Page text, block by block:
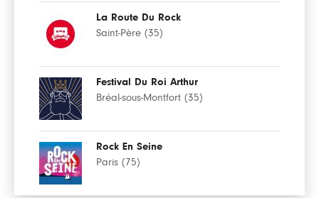
La Route Du Rock
Saint-Père (35)
Festival Du Roi Arthur
Bréal-sous-Montfort (35)
Rock En Seine
Paris (75)